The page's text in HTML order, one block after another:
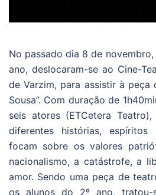
No passado dia 8 de
ano, deslocaram-se ao Cine-
de Varzim, para assistir à peça
Sousa”. Com duração de
seis atores (ETCetera
diferentes histórias,
focam sobre os valores
nacionalismo, a catástrofe, a
amor. Sendo uma peça de
os alunos do 2º ano, tratou-